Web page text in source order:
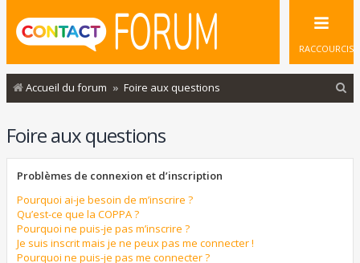
RACCOURCIS
Accueil du forum Foire aux questions
Foire aux questions
Problèmes de connexion et d’inscription
Pourquoi ai-je besoin de m’inscrire ?
Qu’est-ce que la COPPA ?
Pourquoi ne puis-je pas m’inscrire ?
Je suis inscrit mais je ne peux pas me connecter !
Pourquoi ne puis-je pas me connecter ?